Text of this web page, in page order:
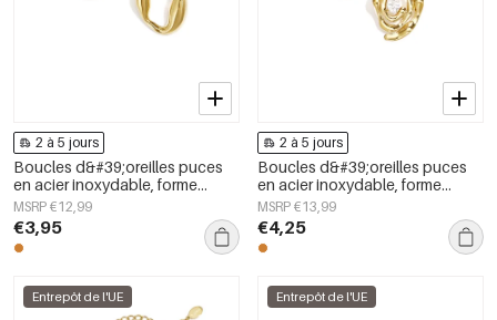
2 à 5 jours
Boucles d&#39;oreilles puces
en acier inoxydable, forme
irrégulière, collection Simple
Daily Simple, bijoux pour
femmes
MSRP €12,99
€3,95
2 à 5 jours
Boucles d&#39;oreilles puces
en acier inoxydable, forme
irrégulière, collection Simple
Daily Simple, bijoux pour
femmes
MSRP €13,99
€4,25
Entrepôt de l'UE Entrepôt de l'UE